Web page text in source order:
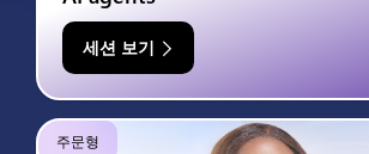
세션 보기
주문형